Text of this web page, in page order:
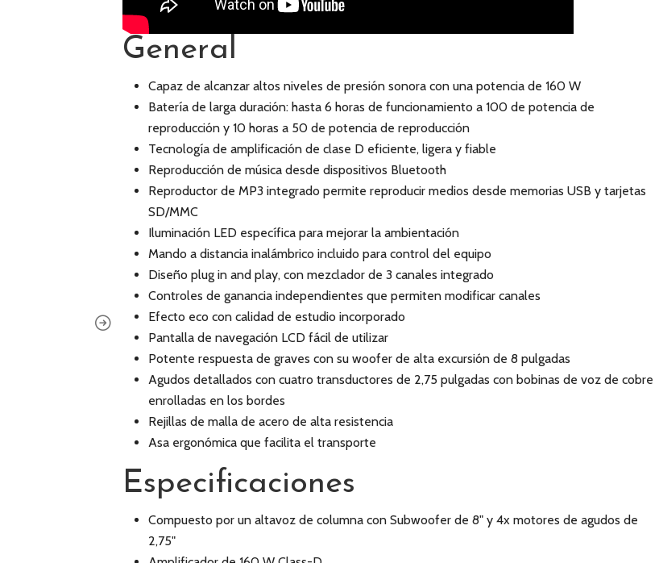
General
Capaz de alcanzar altos niveles de presión sonora con una potencia de 160 W
Batería de larga duración: hasta 6 horas de funcionamiento a 100 de potencia de
reproducción y 10 horas a 50 de potencia de reproducción
Tecnología de amplificación de clase D eficiente, ligera y fiable
Reproducción de música desde dispositivos Bluetooth
Reproductor de MP3 integrado permite reproducir medios desde memorias USB y tarjetas
SD/MMC
Iluminación LED específica para mejorar la ambientación
Mando a distancia inalámbrico incluido para control del equipo
Diseño plug in and play, con mezclador de 3 canales integrado
Controles de ganancia independientes que permiten modificar canales
Efecto eco con calidad de estudio incorporado
Pantalla de navegación LCD fácil de utilizar
Potente respuesta de graves con su woofer de alta excursión de 8 pulgadas
Agudos detallados con cuatro transductores de 2,75 pulgadas con bobinas de voz de cobre
enrolladas en los bordes
Rejillas de malla de acero de alta resistencia
Asa ergonómica que facilita el transporte
Especificaciones
Compuesto por un altavoz de columna con Subwoofer de 8" y 4x motores de agudos de
2,75"